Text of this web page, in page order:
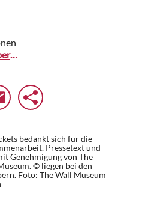
www.wallmuseumberlin.com
bedankt sich für die
Pressetext und -
Genehmigung von The
© liegen bei den
Foto: The Wall Museum